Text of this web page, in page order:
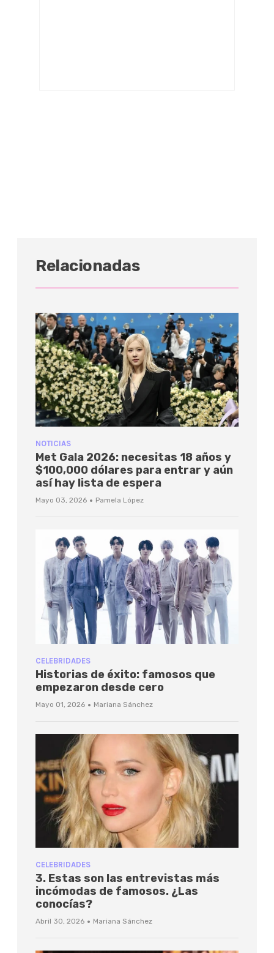
Relacionadas
NOTICIAS
Met Gala 2026: necesitas 18 años y
$100,000 dólares para entrar y aún
así hay lista de espera
Mayo 03, 2026 · Pamela López
CELEBRIDADES
Historias de éxito: famosos que
empezaron desde cero
Mayo 01, 2026 · Mariana Sánchez
CELEBRIDADES
3. Estas son las entrevistas más
incómodas de famosos. ¿Las
conocías?
Abril 30, 2026 · Mariana Sánchez